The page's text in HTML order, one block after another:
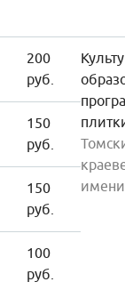
200
руб.
150
руб.
150
руб.
100
руб.